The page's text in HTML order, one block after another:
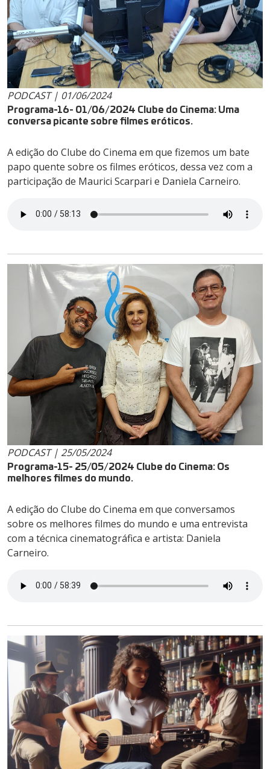
PODCAST | 01/06/2024
Programa-16- 01/06/2024 Clube do Cinema: Uma
conversa picante sobre filmes eróticos.
A edição do Clube do Cinema em que fizemos um bate
papo quente sobre os filmes eróticos, dessa vez com a
participação de Maurici Scarpari e Daniela Carneiro.
PODCAST | 25/05/2024
Programa-15- 25/05/2024 Clube do Cinema: Os
melhores filmes do mundo.
A edição do Clube do Cinema em que conversamos
sobre os melhores filmes do mundo e uma entrevista
com a técnica cinematográfica e artista: Daniela
Carneiro.